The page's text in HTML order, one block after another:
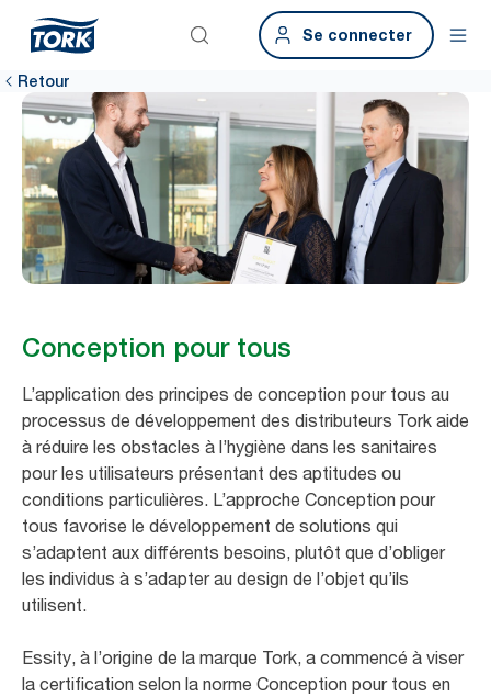
Se connecter
Retour
Conception pour tous
L’application des principes de conception pour tous au
processus de développement des distributeurs Tork aide
à réduire les obstacles à l’hygiène dans les sanitaires
pour les utilisateurs présentant des aptitudes ou
conditions particulières. L’approche Conception pour
tous favorise le développement de solutions qui
s’adaptent aux différents besoins, plutôt que d’obliger
les individus à s’adapter au design de l’objet qu’ils
utilisent.
Essity, à l’origine de la marque Tork, a commencé à viser
la certification selon la norme Conception pour tous en